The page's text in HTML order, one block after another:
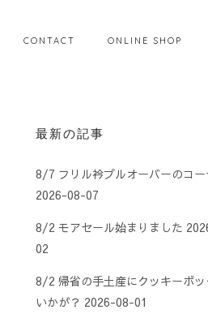
CONTACT ONLINE SHOP
最新の記事
8/7 フリル衿プルオーバーのコ
2026-08-07
8/2 モアセール始まりました
02
8/2 帰省の手土産にクッキーボ
いかが？ 2026-08-01